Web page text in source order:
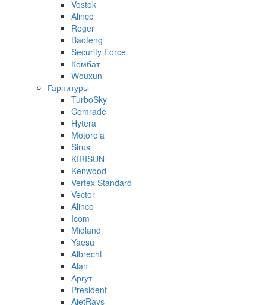
Vostok
Alinco
Roger
Baofeng
Security Force
Комбат
Wouxun
Гарнитуры
TurboSky
Comrade
Hytera
Motorola
Sirus
KIRISUN
Kenwood
Vertex Standard
Vector
Alinco
Icom
Midland
Yaesu
Albrecht
Alan
Аргут
President
AjetRays